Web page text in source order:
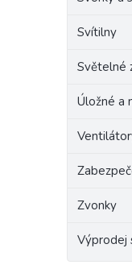
Svítilny
Světelné
Úložné a
Zvonky
Výprodej